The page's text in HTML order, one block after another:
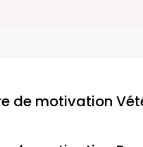
de motivation